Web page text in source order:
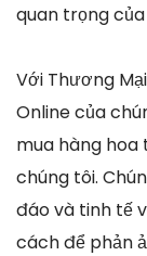
quan trọng
Với Thương
Online của
mua hàng hoa
chúng tôi.
đáo và tinh tế
cách để phản